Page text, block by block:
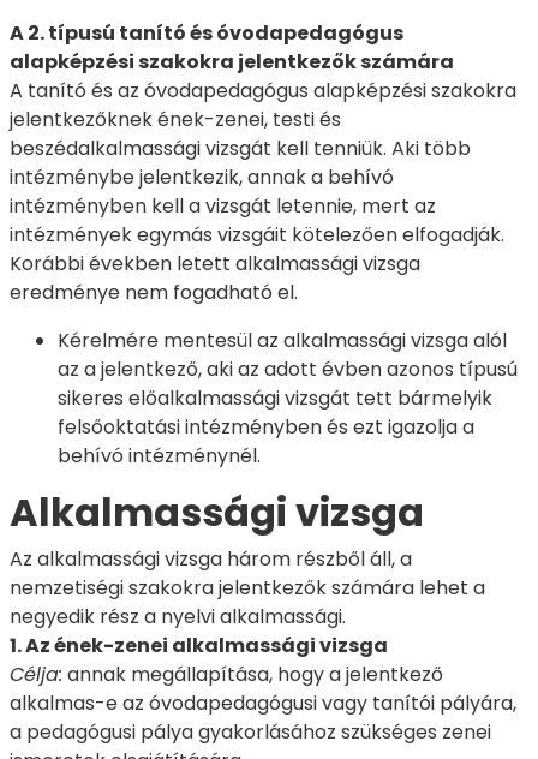
A 2. típusú tanító és óvodapedagógus
alapképzési szakokra jelentkezők számára
A tanító és az óvodapedagógus alapképzési szakokra
jelentkezőknek ének-zenei, testi és
beszédalkalmassági vizsgát kell tenniük. Aki több
intézménybe jelentkezik, annak a behívó
intézményben kell a vizsgát letennie, mert az
intézmények egymás vizsgáit kötelezően elfogadják.
Korábbi években letett alkalmassági vizsga
eredménye nem fogadható el.
Kérelmére mentesül az alkalmassági vizsga alól
az a jelentkező, aki az adott évben azonos típusú
sikeres előalkalmassági vizsgát tett bármelyik
felsőoktatási intézményben és ezt igazolja a
behívó intézménynél.
Alkalmassági vizsga
Az alkalmassági vizsga három részből áll, a
nemzetiségi szakokra jelentkezők számára lehet a
negyedik rész a nyelvi alkalmassági.
1. Az ének-zenei alkalmassági vizsga
Célja: annak megállapítása, hogy a jelentkező
alkalmas-e az óvodapedagógusi vagy tanítói pályára,
a pedagógusi pálya gyakorlásához szükséges zenei